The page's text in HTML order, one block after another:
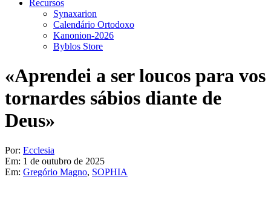
Recursos
Synaxarion
Calendário Ortodoxo
Kanonion-2026
Byblos Store
«Aprendei a ser loucos para vos
tornardes sábios diante de
Deus»
Por: Ecclesia
Em: 1 de outubro de 2025
Em: Gregório Magno, SOPHIA